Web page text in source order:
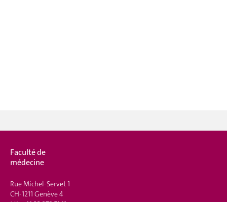
Faculté de
médecine
Rue Michel-Servet 1
CH-1211 Genève 4